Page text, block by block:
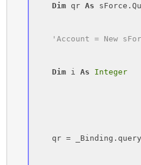
Dim qr As
'Account = New
Dim i As Integer
qr =